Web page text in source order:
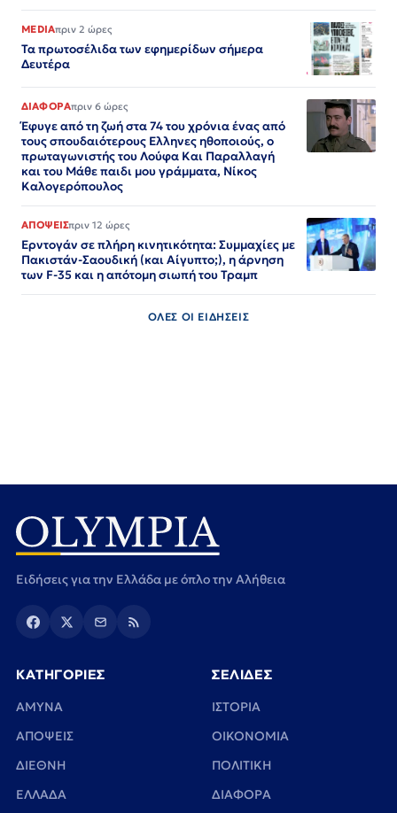
MEDIAπριν 2 ώρες
Τα πρωτοσέλιδα των εφημερίδων σήμερα
Δευτέρα
ΔΙΑΦΟΡΑπριν 6 ώρες
Έφυγε από τη ζωή στα 74 του χρόνια ένας από
τους σπουδαιότερους Ελληνες ηθοποιούς, ο
πρωταγωνιστής του Λούφα Και Παραλλαγή
και του Μάθε παιδι μου γράμματα, Νίκος
Καλογερόπουλος
ΑΠΟΨΕΙΣπριν 12 ώρες
Ερντογάν σε πλήρη κινητικότητα: Συμμαχίες με
Πακιστάν-Σαουδική (και Αίγυπτο;), η άρνηση
των F-35 και η απότομη σιωπή του Τραμπ
ΟΛΕΣ ΟΙ ΕΙΔΗΣΕΙΣ
Ειδήσεις για την Ελλάδα με όπλο την Αλήθεια
ΚΑΤΗΓΟΡΙΕΣ
ΑΜΥΝΑ
ΑΠΟΨΕΙΣ
ΔΙΕΘΝΗ
ΕΛΛΑΔΑ
ΣΕΛΙΔΕΣ
ΙΣΤΟΡΙΑ
ΟΙΚΟΝΟΜΙΑ
ΠΟΛΙΤΙΚΗ
ΔΙΑΦΟΡΑ